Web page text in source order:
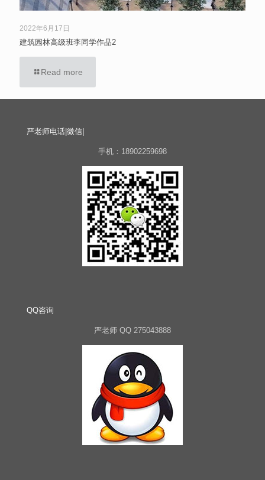
2022年6月17日
建筑园林高级班李同学作品2
Read more
严老师电话|微信|
手机：18902259698
QQ咨询
严老师 QQ 275043888